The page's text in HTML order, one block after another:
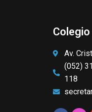
Av.
(052)
118